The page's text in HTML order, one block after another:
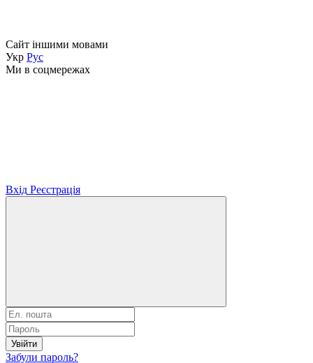
Сайт іншими мовами
Укр Рус
Ми в соцмережах
Вхід Реєстрація
Увійти
Забули пароль?